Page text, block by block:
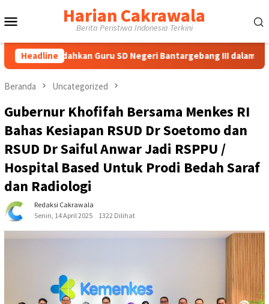
ke
Harian Cakrawala
Berita Peristiwa Indonesia Terkini
Headline
Guru SD Negeri Bantargebang III dalam Identifikasi Anak
Beranda Uncategorized
Gubernur Khofifah Bersama Menkes RI
Bahas Kesiapan RSUD Dr Soetomo dan
RSUD Dr Saiful Anwar Jadi RSPPU /
Hospital Based Untuk Prodi Bedah Saraf
dan Radiologi
Redaksi Cakrawala
Senin, 14 April 2025
1322 Dilihat